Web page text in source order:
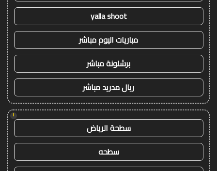
yalla shoot
مباريات اليوم مباشر
برشلونة مباشر
ريال مدريد مباشر
!
سطحة الرياض
سطحه